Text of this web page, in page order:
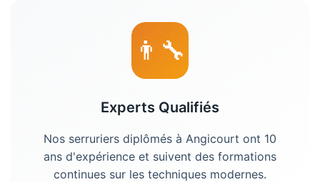
👨‍🔧
Experts Qualifiés
Nos serruriers diplômés à Angicourt ont 10
ans d'expérience et suivent des formations
continues sur les techniques modernes.